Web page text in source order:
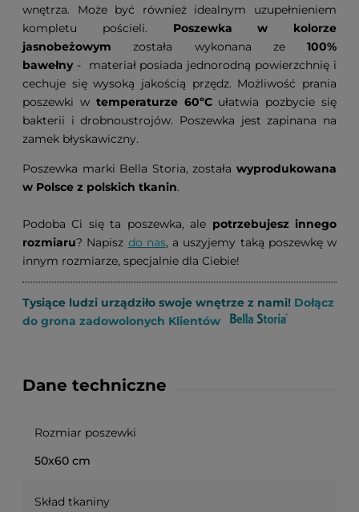
wnętrza. Może być również idealnym uzupełnieniem
kompletu pościeli. Poszewka w kolorze
jasnobeżowymzostała wykonana ze 100%
bawełny - materiał posiada jednorodną powierzchnię i
cechuje się wysoką jakością przędz. Możliwość prania
poszewki w temperaturze 60ºCułatwia pozbycie się
bakterii i drobnoustrojów. Poszewka jest zapinana na
zamek błyskawiczny.
Poszewka marki Bella Storia, została wyprodukowana
w Polsce z polskich tkanin.
Podoba Ci się ta poszewka, ale potrzebujesz innego
rozmiaru? Napisz do nas, a uszyjemy taką poszewkę w
innym rozmiarze, specjalnie dla Ciebie!
Tysiące ludzi urządziło swoje wnętrze z nami! Dołącz
do grona zadowolonych Klientów
Dane techniczne
Rozmiar poszewki
50x60 cm
Skład tkaniny